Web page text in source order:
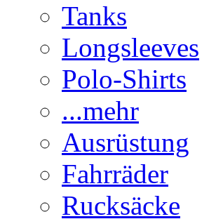
Tanks
Longsleeves
Polo-Shirts
...mehr
Ausrüstung
Fahrräder
Rucksäcke